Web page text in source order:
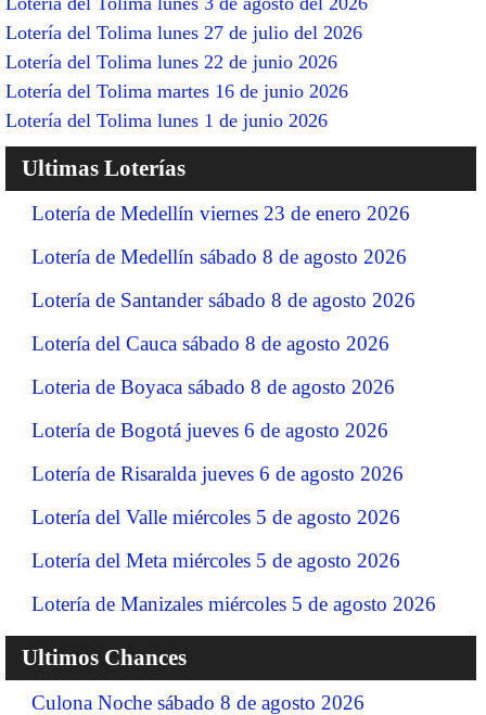
Lotería del Tolima lunes 27 de julio del 2026
Lotería del Tolima lunes 22 de junio 2026
Lotería del Tolima martes 16 de junio 2026
Lotería del Tolima lunes 1 de junio 2026
Ultimas Loterías
Lotería de Medellín viernes 23 de enero 2026
Lotería de Medellín sábado 8 de agosto 2026
Lotería de Santander sábado 8 de agosto 2026
Lotería del Cauca sábado 8 de agosto 2026
Loteria de Boyaca sábado 8 de agosto 2026
Lotería de Bogotá jueves 6 de agosto 2026
Lotería de Risaralda jueves 6 de agosto 2026
Lotería del Valle miércoles 5 de agosto 2026
Lotería del Meta miércoles 5 de agosto 2026
Lotería de Manizales miércoles 5 de agosto 2026
Ultimos Chances
Culona Noche sábado 8 de agosto 2026